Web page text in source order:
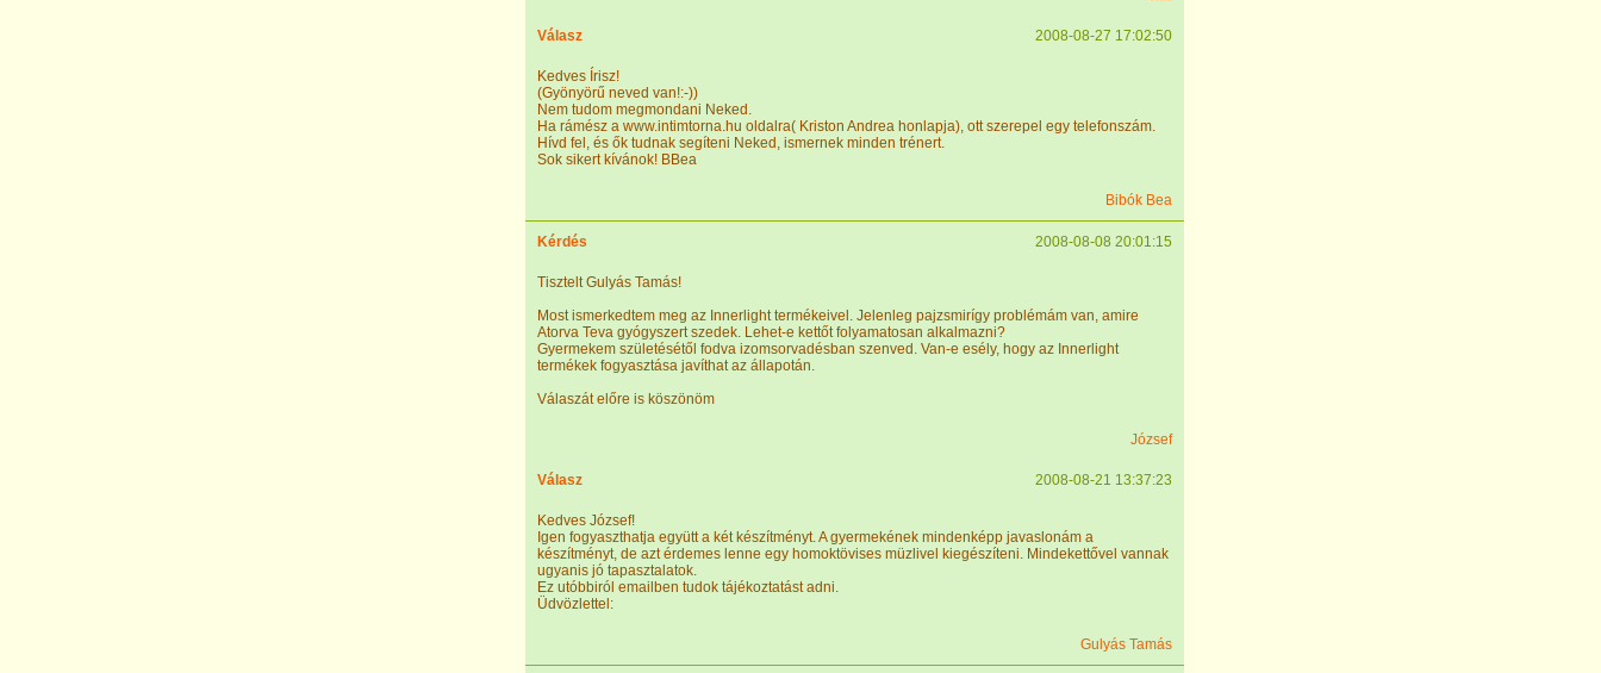
Válasz 2008-08-27 17:02:50
Kedves Írisz!
(Gyönyörű neved van!:-))
Nem tudom megmondani Neked.
Ha rámész a www.intimtorna.hu oldalra( Kriston Andrea honlapja), ott szerepel egy telefonszám.
Hívd fel, és ők tudnak segíteni Neked, ismernek minden trénert.
Sok sikert kívánok! BBea
Bibók Bea
Kérdés 2008-08-08 20:01:15
Tisztelt Gulyás Tamás!
Most ismerkedtem meg az Innerlight termékeivel. Jelenleg pajzsmirígy problémám van, amire
Atorva Teva gyógyszert szedek. Lehet-e kettőt folyamatosan alkalmazni?
Gyermekem születésétől fodva izomsorvadésban szenved. Van-e esély, hogy az Innerlight
termékek fogyasztása javíthat az állapotán.
Válaszát előre is köszönöm
József
Válasz 2008-08-21 13:37:23
Kedves József!
Igen fogyaszthatja együtt a két készítményt. A gyermekének mindenképp javaslonám a
készítményt, de azt érdemes lenne egy homoktövises müzlivel kiegészíteni. Mindekettővel vannak
ugyanis jó tapasztalatok.
Ez utóbbiról emailben tudok tájékoztatást adni.
Üdvözlettel:
Gulyás Tamás